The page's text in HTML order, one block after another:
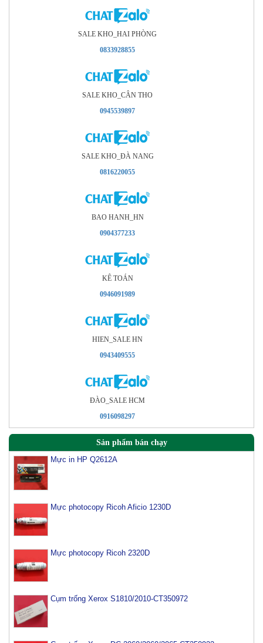
SALE KHO_HAI PHÒNG
0833928855
SALE KHO_CÂN THO
0945539897
SALE KHO_ÐÀ NANG
0816220055
BAO HANH_HN
0904377233
KÊ TOÁN
0946091989
HIEN_SALE HN
0943409555
ÐÀO_SALE HCM
0916098297
Sản phẩm bán chạy
Mực in HP Q2612A
Mực photocopy Ricoh Aficio 1230D
Mực photocopy Ricoh 2320D
Cụm trống Xerox S1810/2010-CT350972